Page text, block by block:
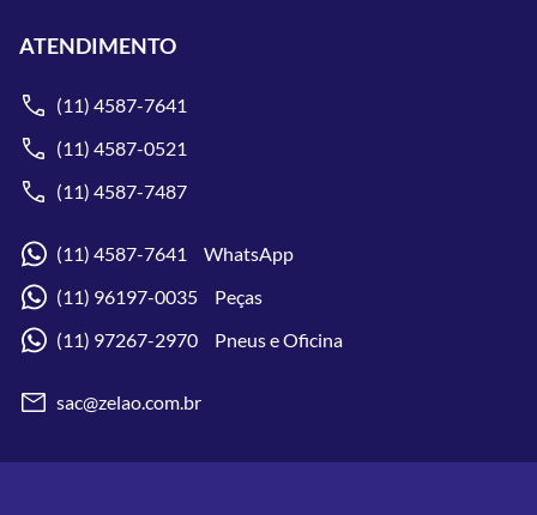
ATENDIMENTO
(11) 4587-7641
(11) 4587-0521
(11) 4587-7487
(11) 4587-7641 WhatsApp
(11) 96197-0035 Peças
(11) 97267-2970 Pneus e Oficina
sac@zelao.com.br